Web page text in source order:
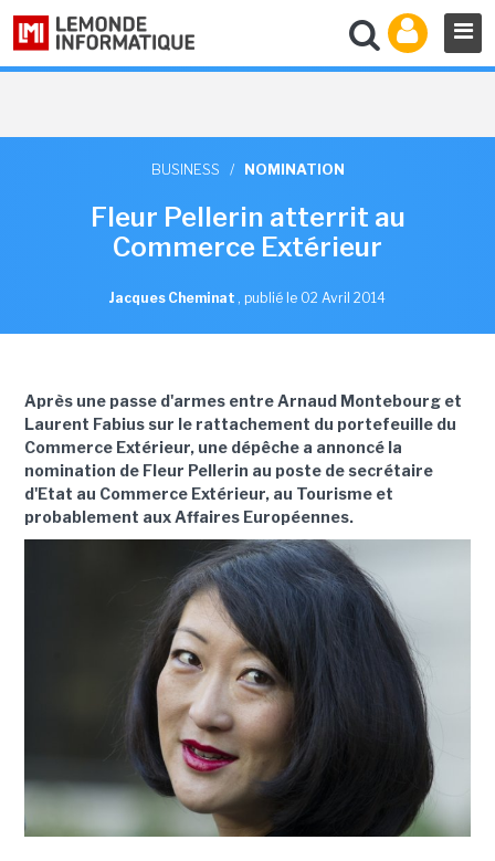
BUSINESS / NOMINATION
Fleur Pellerin atterrit au
Commerce Extérieur
Jacques Cheminat , publié le 02 Avril 2014
Après une passe d'armes entre Arnaud Montebourg et
Laurent Fabius sur le rattachement du portefeuille du
Commerce Extérieur, une dépêche a annoncé la
nomination de Fleur Pellerin au poste de secrétaire
d'Etat au Commerce Extérieur, au Tourisme et
probablement aux Affaires Européennes.